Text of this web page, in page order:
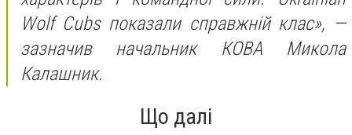
Wolf Cubs показали справжній клас», —
зазначив начальник КОВА Микола
Калашник.
Що далі